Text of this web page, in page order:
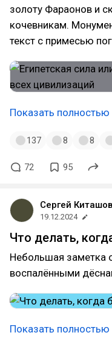
золоту Фараонов и
кочевникам.
текст с примесью
Показать полностью
137 8 8
72 95
Сергей Киташов
19.12.2024
Что делать,
Небольшая заметка
воспалёнными
Показать полностью